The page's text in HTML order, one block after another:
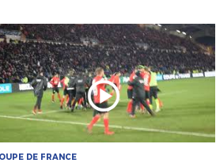
DE FRANCE